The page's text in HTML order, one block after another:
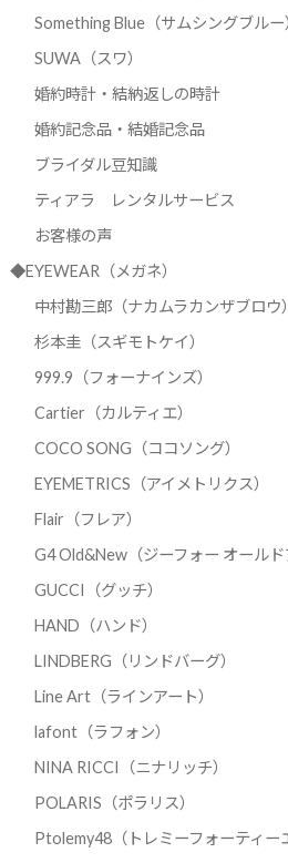
Something Blue（サムシングブルー
SUWA（スワ）
婚約時計・結納返しの時計
婚約記念品・結婚記念品
ブライダル豆知識
ティアラ レンタルサービス
お客様の声
◆EYEWEAR（メガネ）
中村勘三郎（ナカムラカンザブロウ）
杉本圭（スギモトケイ）
999.9（フォーナインズ）
Cartier（カルティエ）
COCO SONG（ココソング）
EYEMETRICS（アイメトリクス）
Flair（フレア）
G4 Old&New（ジーフォー オールド
GUCCI（グッチ）
HAND（ハンド）
LINDBERG（リンドバーグ）
Line Art（ラインアート）
lafont（ラフォン）
NINA RICCI（ニナリッチ）
POLARIS（ポラリス）
Ptolemy48（トレミーフォーティー